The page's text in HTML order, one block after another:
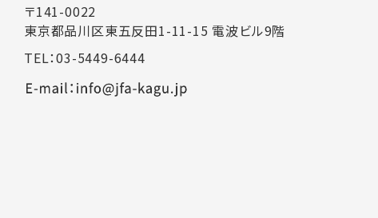
〒141-0022
東京都品川区東五反田1-11-15 電波ビル9階
TEL：03-5449-6444